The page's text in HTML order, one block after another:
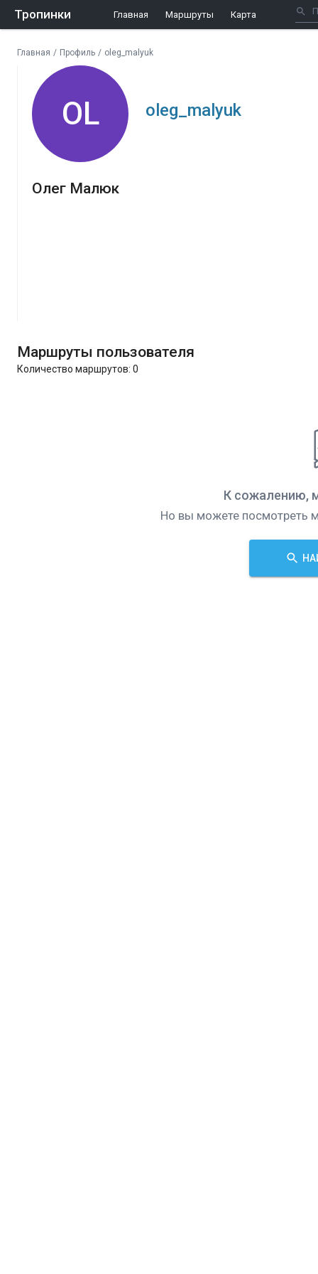
Тропинки Главная Маршруты Карта
Главная / Профиль / oleg_malyuk
OL oleg_malyuk
Олег Малюк
Маршруты пользователя
Количество маршрутов: 0
К сожалению,
Но вы можете посмотреть